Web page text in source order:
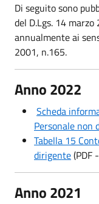
Di seguito sono
del D.Lgs. 14
annualmente ai
2001, n.165.
Anno 2022
Scheda
Personale non
Tabella 15
dirigente(PDF
Anno 2021